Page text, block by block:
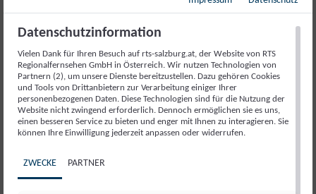
GUT AIDERBICHL: LIEBLINGSTIER
Datenschutzinformation
Vielen Dank für Ihren Besuch auf rts-salzburg.at, der Website von RTS
Regionalfernsehen GmbH in Österreich. Wir nutzen Technologien von
Partnern (2), um unsere Dienste bereitzustellen. Dazu gehören Cookies
und Tools von Drittanbietern zur Verarbeitung einiger Ihrer
personenbezogenen Daten. Diese Technologien sind für die Nutzung der
Website nicht zwingend erforderlich. Dennoch ermöglichen sie es uns,
einen besseren Service zu bieten und enger mit Ihnen zu interagieren. Sie
können Ihre Einwilligung jederzeit anpassen oder widerrufen.
ZWECKE PARTNER